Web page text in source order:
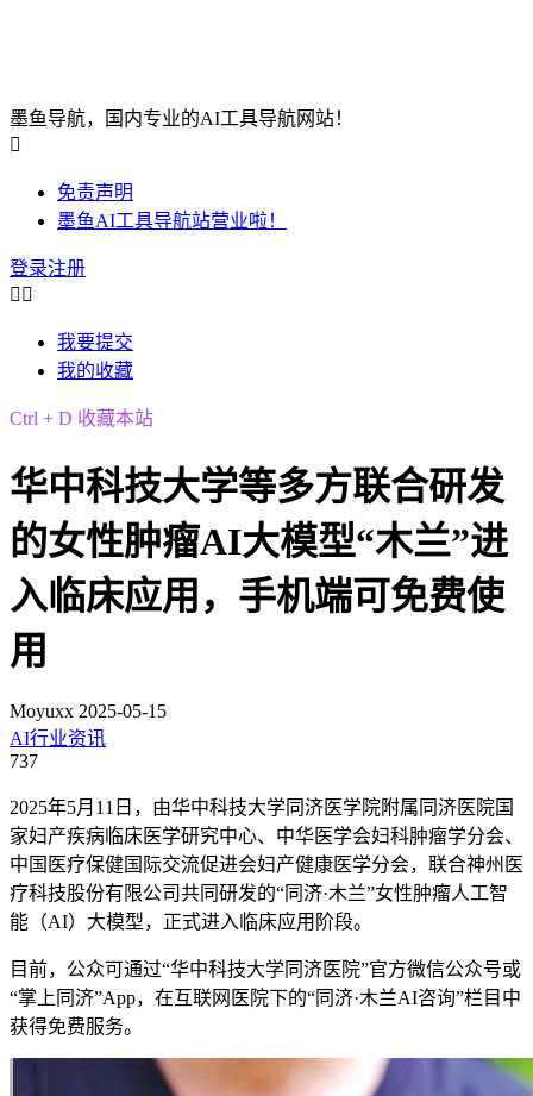
墨鱼导航，国内专业的AI工具导航网站！

免责声明
墨鱼AI工具导航站营业啦！
登录注册
 
我要提交
我的收藏
Ctrl + D 收藏本站
华中科技大学等多方联合研发
的女性肿瘤AI大模型“木兰”进
入临床应用，手机端可免费使
用
Moyuxx 2025-05-15
AI行业资讯
737
2025年5月11日，由华中科技大学同济医学院附属同济医院国
家妇产疾病临床医学研究中心、中华医学会妇科肿瘤学分会、
中国医疗保健国际交流促进会妇产健康医学分会，联合神州医
疗科技股份有限公司共同研发的“同济·木兰”女性肿瘤人工智
能（AI）大模型，正式进入临床应用阶段。
目前，公众可通过“华中科技大学同济医院”官方微信公众号或
“掌上同济”App，在互联网医院下的“同济·木兰AI咨询”栏目中
获得免费服务。